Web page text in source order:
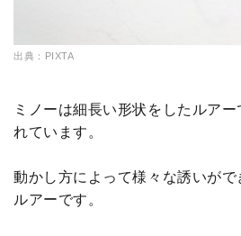
出典：PIXTA
ミノーは細長い形状をしたルア
れています。
動かし方によって様々な誘いが
ルアーです。